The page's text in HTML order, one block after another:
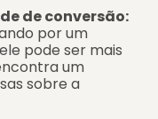
de conversão:
por um
pode ser mais
um
sobre a